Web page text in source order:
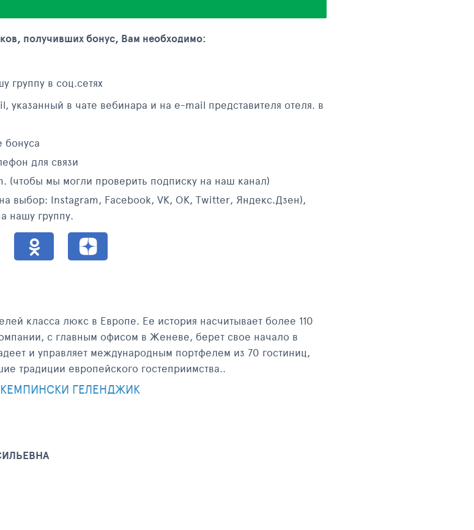
получивших бонус, Вам необходимо:
группу в соц.сетях
в чате вебинара и на e-mail представителя отеля. в
бонуса
для связи
(чтобы мы могли проверить подписку на наш канал)
выбор: Instagram, Facebook, VK, ОК, Twitter, Яндекс.Дзен),
нашу группу.
класса люкс в Европе. Ее история насчитывает более 110
с главным офисом в Женеве, берет свое начало в
и управляет международным портфелем из 70 гостиниц,
традиции европейского гостеприимства..
ГЕЛЕНДЖИК